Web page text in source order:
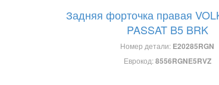
Задняя форточка правая
PASSAT B5 BRK
Номер детали: E20285RGN
Еврокод:8556RGNE5RVZ